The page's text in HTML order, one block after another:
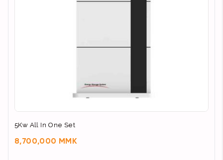
5Kw All In One Set
8,700,000 MMK